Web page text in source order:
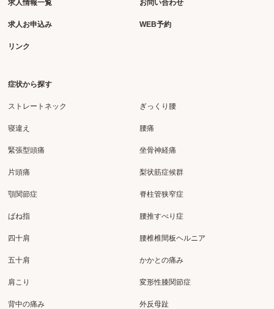
求人情報一覧
求人お申込み
リンク
お問い合わせ
WEB予約
症状から探す
ストレートネック
寝違え
緊張型頭痛
片頭痛
顎関節症
ばね指
四十肩
五十肩
肩こり
背中の痛み
ぎっくり腰
腰痛
坐骨神経痛
梨状筋症候群
脊柱管狭窄症
腰推すべり症
腰椎椎間板ヘルニア
かかとの痛み
変形性膝関節症
外反母趾